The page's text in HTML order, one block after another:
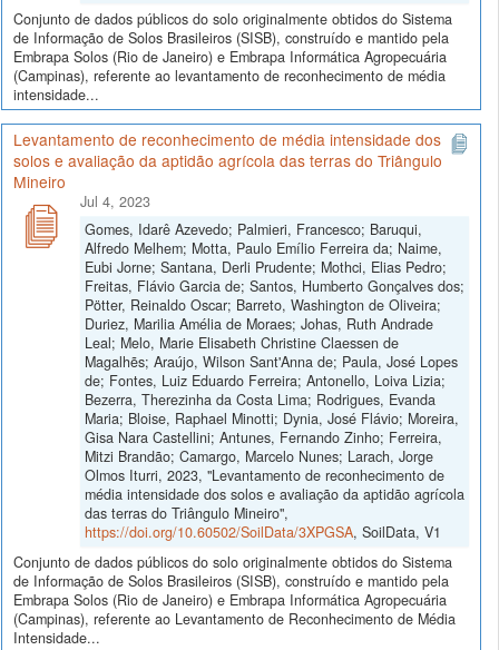
Conjunto de dados públicos do solo originalmente obtidos do Sistema
de Informação de Solos Brasileiros (SISB), construído e mantido pela
Embrapa Solos (Rio de Janeiro) e Embrapa Informática Agropecuária
(Campinas), referente ao levantamento de reconhecimento de média
intensidade...
Levantamento de reconhecimento de média intensidade dos
solos e avaliação da aptidão agrícola das terras do Triângulo
Mineiro
Jul 4, 2023
Gomes, Idarê Azevedo; Palmieri, Francesco; Baruqui,
Alfredo Melhem; Motta, Paulo Emílio Ferreira da; Naime,
Eubi Jorne; Santana, Derli Prudente; Mothci, Elias Pedro;
Freitas, Flávio Garcia de; Santos, Humberto Gonçalves dos;
Pötter, Reinaldo Oscar; Barreto, Washington de Oliveira;
Duriez, Marilia Amélia de Moraes; Johas, Ruth Andrade
Leal; Melo, Marie Elisabeth Christine Claessen de
Magalhẽs; Araújo, Wilson Sant'Anna de; Paula, José Lopes
de; Fontes, Luiz Eduardo Ferreira; Antonello, Loiva Lizia;
Bezerra, Therezinha da Costa Lima; Rodrigues, Evanda
Maria; Bloise, Raphael Minotti; Dynia, José Flávio; Moreira,
Gisa Nara Castellini; Antunes, Fernando Zinho; Ferreira,
Mitzi Brandão; Camargo, Marcelo Nunes; Larach, Jorge
Olmos Iturri, 2023, "Levantamento de reconhecimento de
média intensidade dos solos e avaliação da aptidão agrícola
das terras do Triângulo Mineiro",
https://doi.org/10.60502/SoilData/3XPGSA, SoilData, V1
Conjunto de dados públicos do solo originalmente obtidos do Sistema
de Informação de Solos Brasileiros (SISB), construído e mantido pela
Embrapa Solos (Rio de Janeiro) e Embrapa Informática Agropecuária
(Campinas), referente ao Levantamento de Reconhecimento de Média
Intensidade...